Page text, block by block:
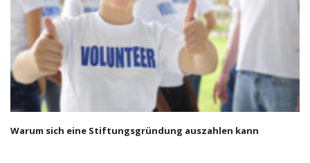
Warum sich eine Stiftungsgründung auszahlen kann